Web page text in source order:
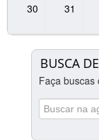
30 31
BUSCA
Faça